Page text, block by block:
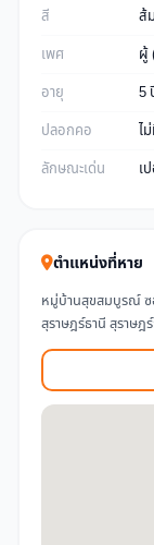
สี
ส้ม
เพศ
ผู้
อายุ
5
ปลอกคอ
ไ
ลักษณะเด่น
เ
ตำแหน่งที่หาย
หมู่บ้านสุขสมบูรณ์ ซ
สุราษฎร์ธานี สุราษฎ